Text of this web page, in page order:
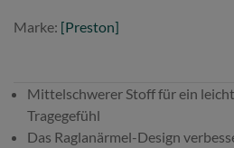
Marke: [Preston]
Mittelschwerer Stoff für ein
Tragegefühl
Das Raglanärmel-Design